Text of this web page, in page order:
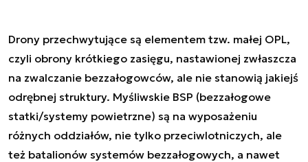
Drony przechwytujące są elementem tzw. małej OPL,
czyli obrony krótkiego zasięgu, nastawionej zwłaszcza
na zwalczanie bezzałogowców, ale nie stanowią jakiejś
odrębnej struktury. Myśliwskie BSP (bezzałogowe
statki/systemy powietrzne) są na wyposażeniu
różnych oddziałów, nie tylko przeciwlotniczych, ale
też batalionów systemów bezzałogowych, a nawet